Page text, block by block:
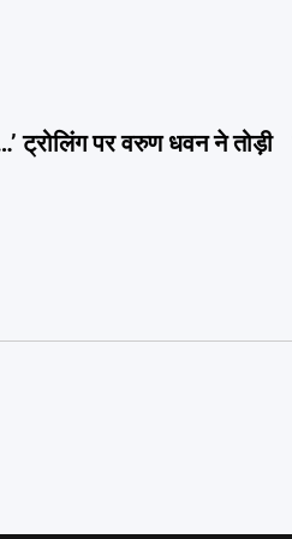
ट्रोलिंग पर वरुण धवन ने तोड़ी